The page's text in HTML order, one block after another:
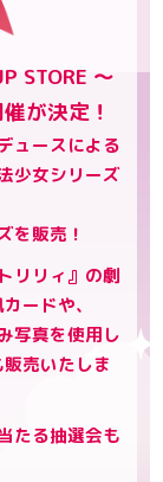
STORE ～
が決定！
ュースによる
少女シリーズ
を販売！
リリィ』の劇
ードや、
写真を使用し
売いたしま
たる抽選会も